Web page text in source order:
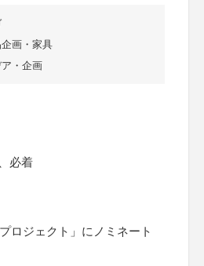
画・家具
・企画
必着
ロジェクト」にノミネート